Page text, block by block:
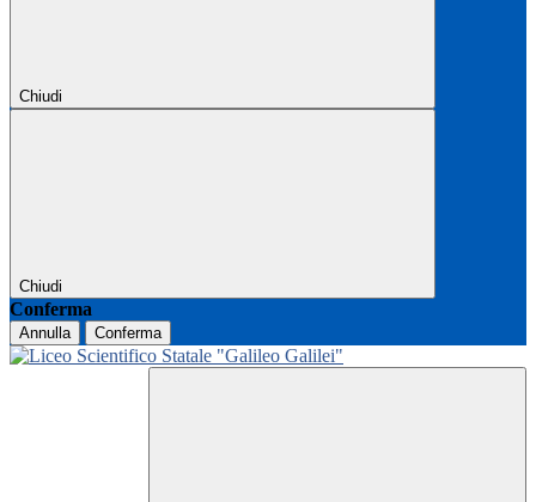
Chiudi
Chiudi
Conferma
Annulla Conferma